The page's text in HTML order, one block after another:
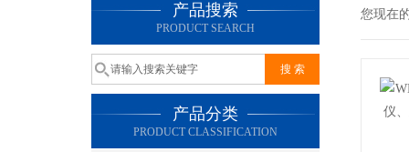
产品搜索
PRODUCT SEARCH
产品分类
PRODUCT CLASSIFICATION
您现在